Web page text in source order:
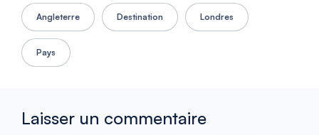
Angleterre Destination Londres
Pays
Laisser un commentaire